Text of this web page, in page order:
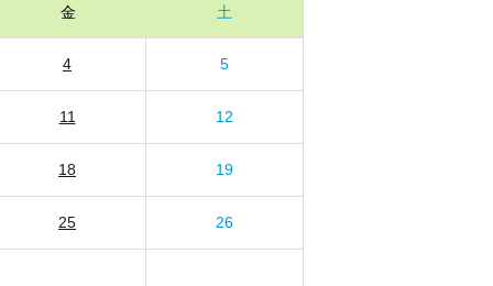
金 土
4 5
11 12
18 19
25 26